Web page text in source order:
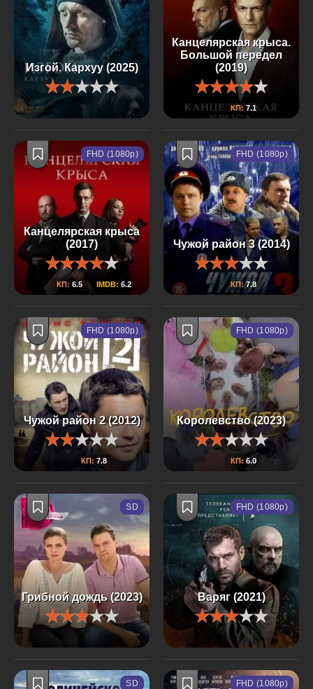
Изгой. Кархуу (2025)
Канцелярская крыса.
Большой передел
(2019)
КП:7.1
Канцелярская крыса
(2017)
КП: 6.5 IMDB: 6.2
FHD (1080p)
Чужой район 3 (2014)
КП:7.8
FHD (1080p)
Чужой район 2 (2012)
КП: 7.8
FHD (1080p)
Королевство (2023)
КП: 6.0
FHD (1080p)
Грибной дождь (2023)
SD
Варяг (2021)
FHD (1080p)
SD FHD (1080p)